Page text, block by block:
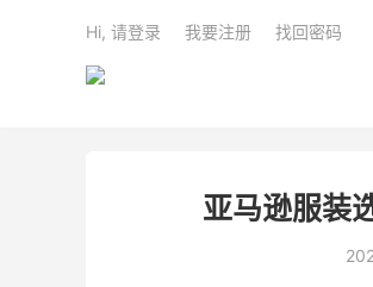
Hi, 请登录 我要注册 找回密码
亚马逊服装